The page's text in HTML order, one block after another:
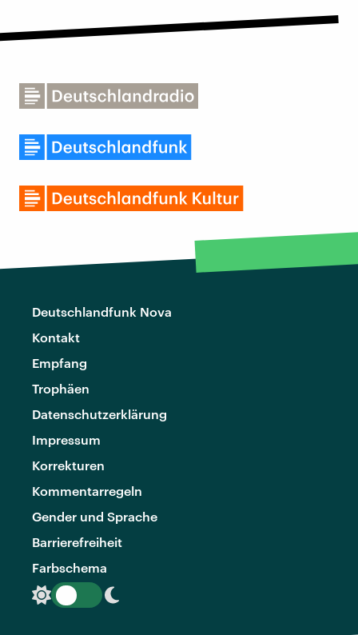
Deutschlandfunk Nova
Kontakt
Empfang
Trophäen
Datenschutzerklärung
Impressum
Korrekturen
Kommentarregeln
Gender und Sprache
Barrierefreiheit
Farbschema